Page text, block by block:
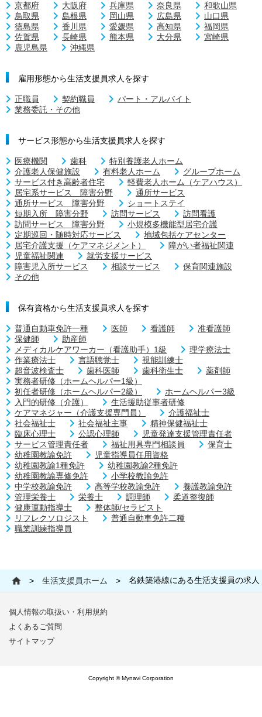
京都府
大阪府 兵庫県 奈良県
和歌山県
鳥取県
島根県 岡山県 広島県
山口県
徳島県
香川県 愛媛県 高知県
福岡県
佐賀県
長崎県 熊本県 大分県
宮崎県
鹿児島県
沖縄県
雇用形態から生活支援員求人を探す
正職員 契約職員
パート・アルバイト
業務委託・その他
サービス形態から生活支援員求人を探す
医療機関 歯科
特別養護老人ホーム
介護老人保健施設
有料老人ホーム
グループホーム
サービス付き高齢者住宅
軽費老人ホーム（ケアハウス）
居宅系サービス 障害分野
通所サービス
通所サービス 障害分野
ショートステイ
短期入所 障害分野
訪問サービス
訪問看護
訪問サービス 障害分野
小規模多機能型居宅介護
定期巡回・随時対応サービス
地域包括ケアセンター
居宅介護支援（ケアマネジメント）
障がい者福祉関連
児童福祉関連
就労支援サービス
障害児入所サービス
相談サービス
保育関連施設
その他
保有資格から生活支援員求人を探す
普通自動車免許一種 医師 看護師
准看護師
保健師
助産師
メディカルケアワーカー（看護助手）1級
理学療法士
作業療法士
言語聴覚士
視能訓練士
超音波検査士
歯科医師 歯科衛生士
薬剤師
実務者研修（ホームヘルパー1級）
初任者研修（ホームヘルパー2級）
ホームヘルパー3級
入門的研修（介護）
生活援助従事者研修
ケアマネジャー（介護支援専門員）
介護福祉士
社会福祉士
社会福祉主事
精神保健福祉士
臨床心理士
公認心理師
児童発達支援管理責任者
サービス管理責任者
福祉用具専門相談員
保育士
幼稚園教諭免許
児童指導員任用資格
幼稚園教諭1種免許
幼稚園教諭2種免許
幼稚園教諭専修免許
小学校教諭免許
中学校教諭免許
高等学校教諭免許
養護教諭免許
管理栄養士
栄養士 調理師
柔道整復師
健康運動指導士
整体師/セラピスト
リフレクソロジスト
普通自動車免許二種
職業訓練指導員
> 生活支援員ホーム > 名鉄築港線にある生活支援員の求人
個人情報の取扱い・利用規約
よくあるご質問
サイトマップ
Copyright © Mynavi Corporation